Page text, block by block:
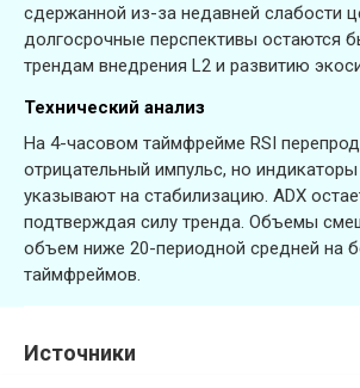
сдержанной из-за недавней слабости
долгосрочные перспективы остаются
трендам внедрения L2 и развитию
Технический анализ
На 4-часовом таймфрейме RSI
отрицательный импульс, но
указывают на стабилизацию. ADX
подтверждая силу тренда. Объемы
объем ниже 20-периодной средней на
таймфреймов.
Источники